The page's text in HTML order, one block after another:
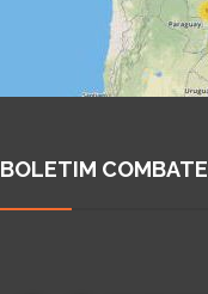
BOLETIM COMBATE